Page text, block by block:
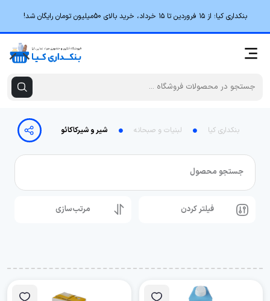
بنکداری کیا؛ از ۱۵ فروردین تا ۱۵ خرداد، خرید بالای 50میلیون تومان رایگان شد!
بنکداری کیا لبنیات و صبحانه شیر و شیرکاکائو-شیرقهوه
جستجو محصول
فیلتر کردن مرتب‌سازی